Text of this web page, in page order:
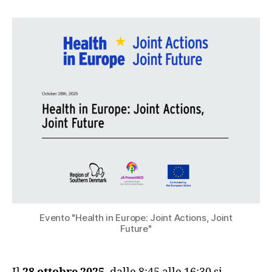
Evento "Health in Europe: Joint Actions, Joint
Future"